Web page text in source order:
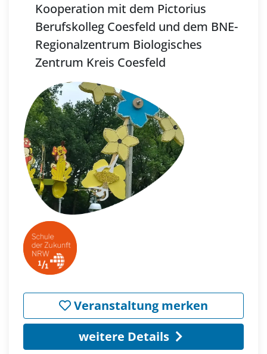
Kooperation mit dem Pictorius
Berufskolleg Coesfeld und dem BNE-
Regionalzentrum Biologisches
Zentrum Kreis Coesfeld
Veranstaltung merken
weitere Details